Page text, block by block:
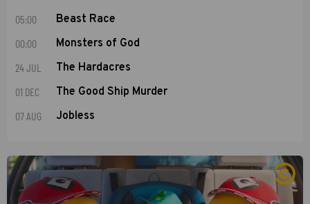
05:00 Beast Race
00:00 Monsters of God
24 JUL The Hardacres
01 DEC The Good Ship Murder
07 AUG Jobless